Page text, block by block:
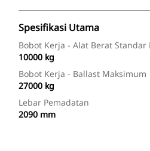
Spesifikasi Utama
Bobot Kerja - Alat Berat Standar
10000 kg
Bobot Kerja - Ballast Maksimum
27000 kg
Lebar Pemadatan
2090 mm